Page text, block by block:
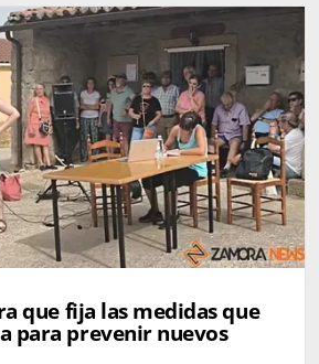
que fija las medidas que
para prevenir nuevos